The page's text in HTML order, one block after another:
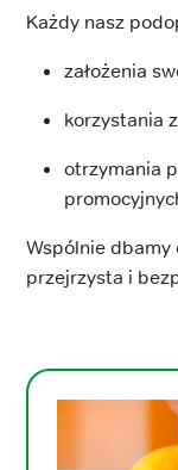
Każdy nasz
założenia
korzystania
otrzymania
Wspólnie dbamy
przejrzysta i